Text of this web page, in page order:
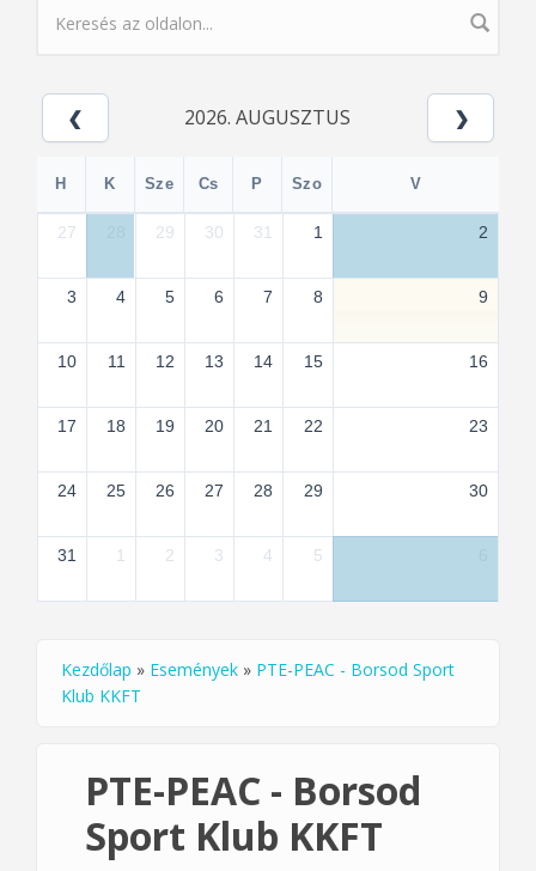
KERESÉS ŰRLAP
2026. AUGUSZTUS
H K Sze Cs P Szo V
27 29 30 31 1 2
3 4 5 6 7 8 9
10 11 12 13 14 15 16
17 18 19 20 21 22 23
24 25 26 27 28 29 30
31 1 2 3 4 5
Jelenlegi hely
Kezdőlap » Események » PTE-PEAC - Borsod Sport
Klub KKFT
PTE-PEAC - Borsod
Sport Klub KKFT